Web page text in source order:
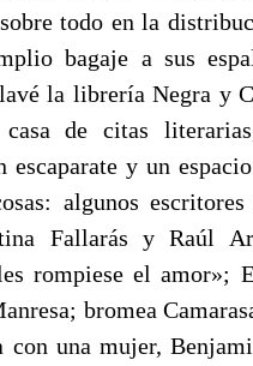
todo en la
bagaje a sus
la librería Negra y
de citas
escaparate y un
algunos
Fallarás y Raúl
rompiese el amor»;
bromea
con una mujer,